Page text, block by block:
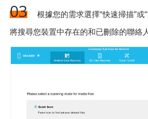
03
根據您的需求選擇“快速掃描”或
將搜尋您裝置中存在的和已刪除的聯絡人